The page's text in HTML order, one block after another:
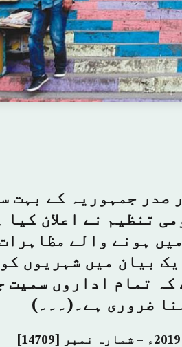
صدر جمہوریہ کے بہت
تنظیم نے اعلان کیا
ہونے والے
بیان میں شہریوں
تمام اداروں سمیت
ضروری ہے۔(۔۔۔)